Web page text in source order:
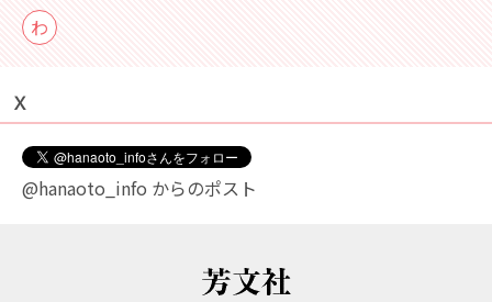
わ
Ｘ
@hanaoto_info からのポスト